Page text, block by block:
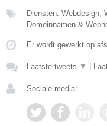
Diensten: Webdesign,
Domeinnamen &
Er wordt gewerkt op
Laatste tweets ▼
Sociale media: